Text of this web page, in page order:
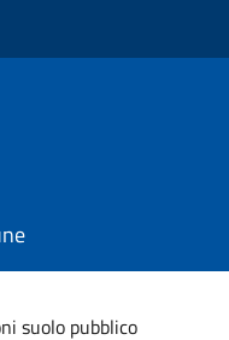
suolo pubblico